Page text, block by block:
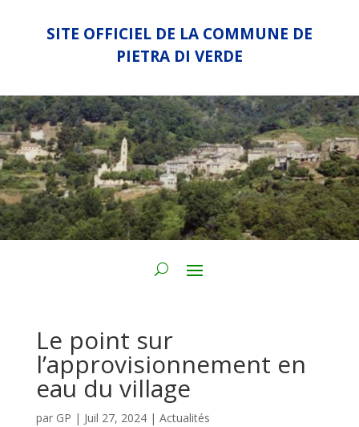
SITE OFFICIEL DE LA COMMUNE DE
PIETRA DI VERDE
Le point sur
l’approvisionnement en
eau du village
par GP | Juil 27, 2024| Actualités